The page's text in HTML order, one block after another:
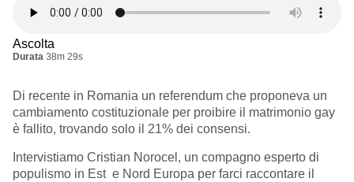
Ascolta
Durata 38m 29s
Di recente in Romania un referendum che proponeva un
cambiamento costituzionale per proibire il matrimonio gay
è fallito, trovando solo il 21% dei consensi.
Intervistiamo Cristian Norocel, un compagno esperto di
populismo in Est e Nord Europa per farci raccontare il